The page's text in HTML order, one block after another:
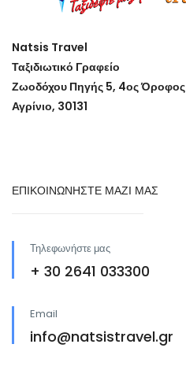
Natsis Travel
Ταξιδιωτικό Γραφείο
Ζωοδόχου Πηγής 5, 4ος Όροφος
Αγρίνιο, 30131
ΕΠΙΚΟΙΝΩΝΗΣΤΕ ΜΑΖΙ ΜΑΣ
Τηλεφωνήστε μας
+ 30 2641 033300
Email
info@natsistravel.gr